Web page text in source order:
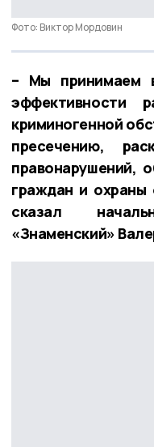
Фото: Виктор Мордовин
– Мы принимаем
эффективности
криминогенной
пресечению,
правонарушений,
граждан и охраны
сказал
«Знаменский»